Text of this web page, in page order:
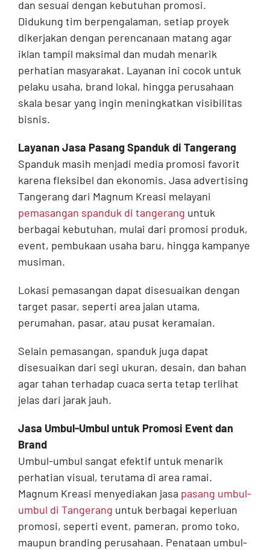
dan sesuai dengan kebutuhan promosi.
Didukung tim berpengalaman, setiap proyek
dikerjakan dengan perencanaan matang agar
iklan tampil maksimal dan mudah menarik
perhatian masyarakat. Layanan ini cocok untuk
pelaku usaha, brand lokal, hingga perusahaan
skala besar yang ingin meningkatkan visibilitas
bisnis.
Layanan Jasa Pasang Spanduk di Tangerang
Spanduk masih menjadi media promosi favorit
karena fleksibel dan ekonomis. Jasa advertising
Tangerang dari Magnum Kreasi melayani
pemasangan spanduk di tangerang untuk
berbagai kebutuhan, mulai dari promosi produk,
event, pembukaan usaha baru, hingga kampanye
musiman.
Lokasi pemasangan dapat disesuaikan dengan
target pasar, seperti area jalan utama,
perumahan, pasar, atau pusat keramaian.
Selain pemasangan, spanduk juga dapat
disesuaikan dari segi ukuran, desain, dan bahan
agar tahan terhadap cuaca serta tetap terlihat
jelas dari jarak jauh.
Jasa Umbul-Umbul untuk Promosi Event dan
Brand
Umbul-umbul sangat efektif untuk menarik
perhatian visual, terutama di area ramai.
Magnum Kreasi menyediakan jasa pasang umbul-
umbul di Tangerang untuk berbagai keperluan
promosi, seperti event, pameran, promo toko,
maupun branding perusahaan. Penataan umbul-